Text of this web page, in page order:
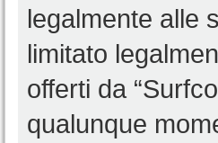
legalmente alle
limitato
offerti da
qualunque